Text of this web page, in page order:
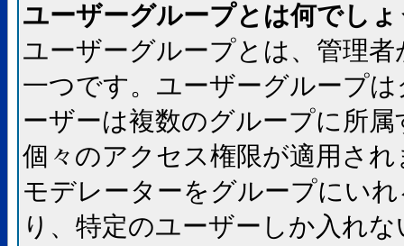
ユーザーグループとは何でし
ユーザーグループとは、管理
一つです。ユーザーグループ
ーザーは複数のグループに所
個々のアクセス権限が適用さ
モデレーターをグループにい
り、特定のユーザーしか入れ